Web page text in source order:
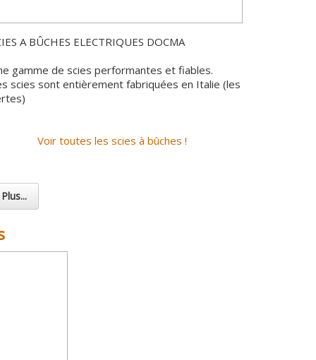
A BÛCHES ELECTRIQUES DOCMA
gamme de scies performantes et fiables.
scies sont entièrement fabriquées en Italie (les
Voir toutes les scies à bûches !
Plus...
basculants aux bennes surdimensionnées,